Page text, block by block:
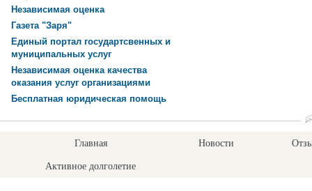
Независимая оценка
Газета "Заря"
Единый портал государтсвенных и
муниципальных услуг
Независимая оценка качества
оказания услуг организациями
Бесплатная юридическая помощь
Главная Новости
Активное долголетие